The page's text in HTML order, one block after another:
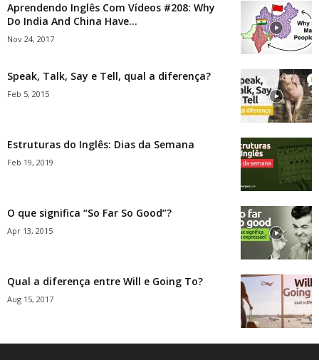
Aprendendo Inglês Com Vídeos #208: Why
Do India And China Have...
Nov 24, 2017
Speak, Talk, Say e Tell, qual a diferença?
Feb 5, 2015
Estruturas do Inglês: Dias da Semana
Feb 19, 2019
O que significa “So Far So Good”?
Apr 13, 2015
Qual a diferença entre Will e Going To?
Aug 15, 2017